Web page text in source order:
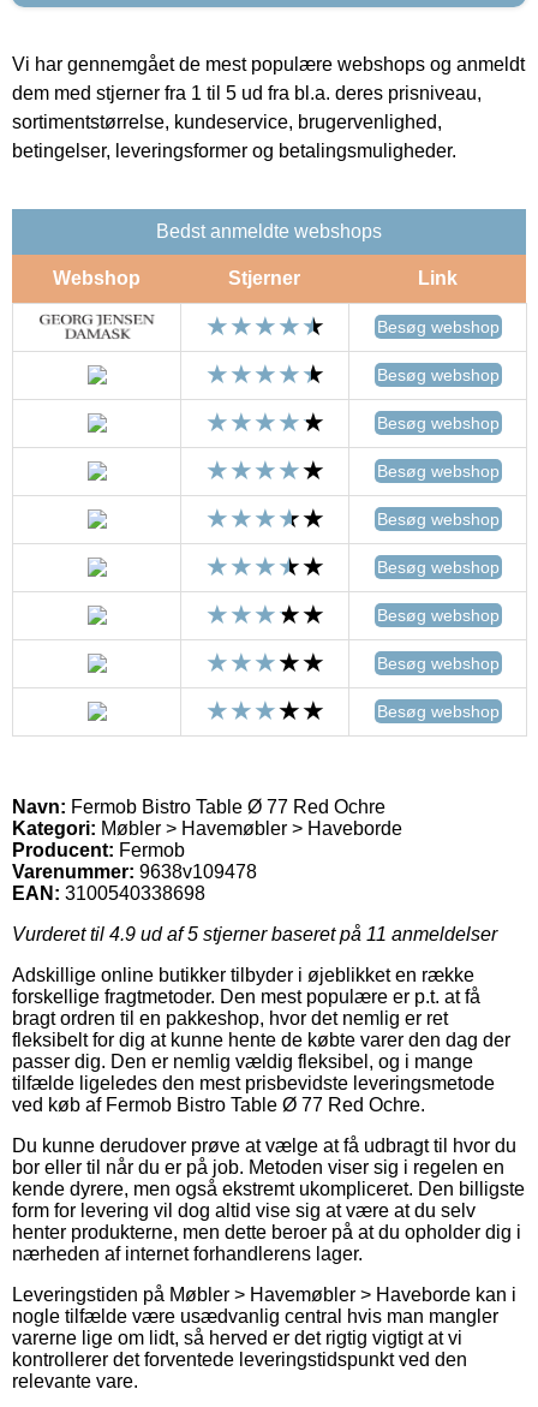
Vi har gennemgået de mest populære webshops og anmeldt
dem med stjerner fra 1 til 5 ud fra bl.a. deres prisniveau,
sortimentstørrelse, kundeservice, brugervenlighed,
betingelser, leveringsformer og betalingsmuligheder.
Bedst anmeldte webshops
Webshop Stjerner Link
Besøg webshop
Besøg webshop
Besøg webshop
Besøg webshop
Besøg webshop
Besøg webshop
Besøg webshop
Besøg webshop
Besøg webshop
Navn: Fermob Bistro Table Ø 77 Red Ochre
Kategori: Møbler > Havemøbler > Haveborde
Producent: Fermob
Varenummer: 9638v109478
EAN: 3100540338698
Vurderet til 4.9 ud af 5 stjerner baseret på 11 anmeldelser
Adskillige online butikker tilbyder i øjeblikket en række
forskellige fragtmetoder. Den mest populære er p.t. at få
bragt ordren til en pakkeshop, hvor det nemlig er ret
fleksibelt for dig at kunne hente de købte varer den dag der
passer dig. Den er nemlig vældig fleksibel, og i mange
tilfælde ligeledes den mest prisbevidste leveringsmetode
ved køb af Fermob Bistro Table Ø 77 Red Ochre.
Du kunne derudover prøve at vælge at få udbragt til hvor du
bor eller til når du er på job. Metoden viser sig i regelen en
kende dyrere, men også ekstremt ukompliceret. Den billigste
form for levering vil dog altid vise sig at være at du selv
henter produkterne, men dette beroer på at du opholder dig i
nærheden af internet forhandlerens lager.
Leveringstiden på Møbler > Havemøbler > Haveborde kan i
nogle tilfælde være usædvanlig central hvis man mangler
varerne lige om lidt, så herved er det rigtig vigtigt at vi
kontrollerer det forventede leveringstidspunkt ved den
relevante vare.